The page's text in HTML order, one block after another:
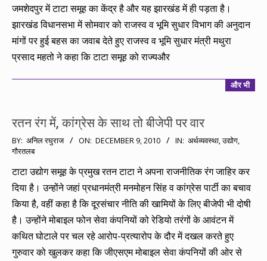
जमशेदपुर में टाटा समूह का केंद्र है और यह झारखंड में ही पड़ता है।
झारखंड विधानसभा में सोमवार को राजस्व व भूमि सुधार विभाग की अनुदान
मांगों पर हुई बहस का जवाब देते हुए राजस्व व भूमि सुधार मंत्री मथुरा
प्रसाद महतो ने कहा कि टाटा समूह को राज्यऔर
और भी
रतन रंग में, कांग्रेस के साथ तो बीजेपी पर वार
2010-
12-
09
BY: अनिल रघुराज ON: DECEMBER 9, 2010 IN: अर्थव्यवस्था,उद्योग,
गौरतलब
टाटा उद्योग समूह के प्रमुख रतन टाटा ने अपना राजनीतिक रंग जाहिर कर
दिया है। उन्होंने जहां प्रधानमंत्री मनमोहन सिंह व कांग्रेस पार्टी का बचाव
किया है, वहीं कहा है कि दूरसंचार नीति की खामियों के लिए बीजेपी भी दोषी
है। उन्होंने मोबाइल फोन सेवा कंपनियों को रेडियो तरंगों के आवंटन में
कथित घोटाले पर चल रहे आरोप-प्रत्यारोप के दौर में दखल करते हुए
गुरुवार को खुलकर कहा कि जीएसएम मोबाइल सेवा कंपनियों की ओर से